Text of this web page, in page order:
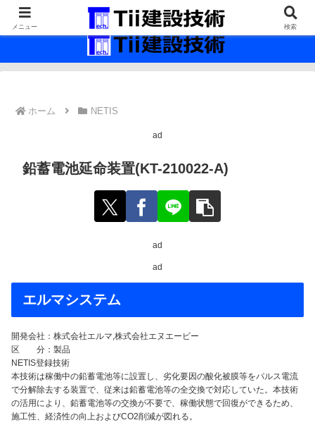
最新の建設技術の情報インフラ。
ホーム NETIS
ad
鉛蓄電池延命装置(KT-210022-A)
ad
ad
エルマシステム
開発会社：株式会社エルマ,株式会社エヌエービー
区 分：製品
NETIS登録技術
本技術は稼働中の鉛蓄電池等に設置し、劣化要因の酸化被膜等をパルス電流
で分解除去する装置で、従来は鉛蓄電池等の全交換で対応していた。本技術
の活用により、鉛蓄電池等の交換が不要で、稼働状態で回復ができるため、
施工性、経済性の向上およびCO2削減が図れる。
メニュー 検索